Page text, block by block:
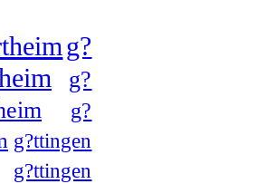
g?
g?
g?
g?ttingen
g?ttingen